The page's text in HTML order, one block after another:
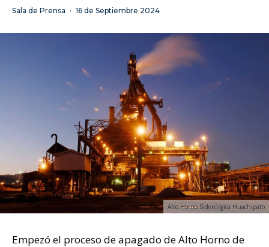
Sala de Prensa · 16 de Septiembre 2024
Alto Horno Siderúrgica Huachipato
Empezó el proceso de apagado de Alto Horno de